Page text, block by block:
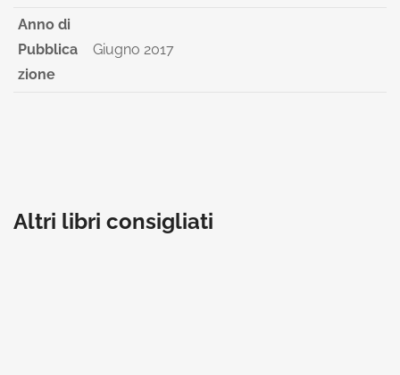
Anno di
Pubblica
zione
Giugno 2017
Altri libri consigliati